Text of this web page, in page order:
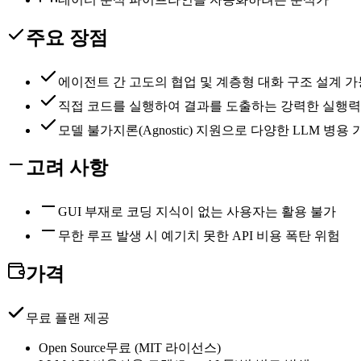
주요 장점
에이전트 간 고도의 협업 및 계층형 대화 구조 설계 가
직접 코드를 실행하여 결과를 도출하는 강력한 실행력
모델 불가지론(Agnostic) 지원으로 다양한 LLM 병용
고려 사항
GUI 부재로 코딩 지식이 없는 사용자는 활용 불가
무한 루프 발생 시 예기치 못한 API 비용 폭탄 위험
가격
무료 플랜 제공
Open Source무료 (MIT 라이선스)